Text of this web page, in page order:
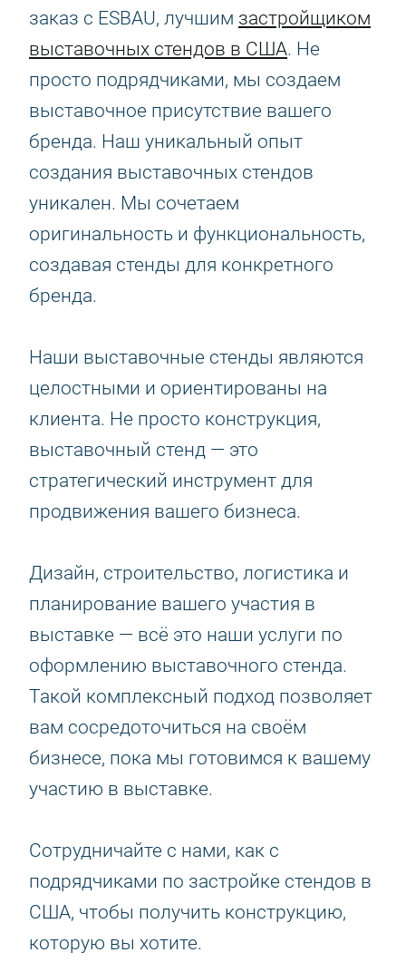
заказ с ESBAU, лучшим застройщиком
выставочных стендов в США. Не
просто подрядчиками, мы создаем
выставочное присутствие вашего
бренда. Наш уникальный опыт
создания выставочных стендов
уникален. Мы сочетаем
оригинальность и функциональность,
создавая стенды для конкретного
бренда.
Наши выставочные стенды являются
целостными и ориентированы на
клиента. Не просто конструкция,
выставочный стенд — это
стратегический инструмент для
продвижения вашего бизнеса.
Дизайн, строительство, логистика и
планирование вашего участия в
выставке — всё это наши услуги по
оформлению выставочного стенда.
Такой комплексный подход позволяет
вам сосредоточиться на своём
бизнесе, пока мы готовимся к вашему
участию в выставке.
Сотрудничайте с нами, как с
подрядчиками по застройке стендов в
США, чтобы получить конструкцию,
которую вы хотите.